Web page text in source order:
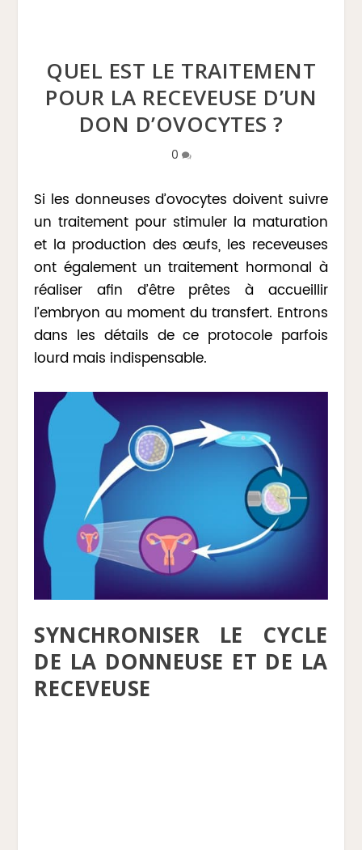
QUEL EST LE TRAITEMENT
POUR LA RECEVEUSE D’UN
DON D’OVOCYTES ?
0
Si les donneuses d’ovocytes doivent suivre
un traitement pour stimuler la maturation
et la production des œufs, les receveuses
ont également un traitement hormonal à
réaliser afin d’être prêtes à accueillir
l’embryon au moment du transfert. Entrons
dans les détails de ce protocole parfois
lourd mais indispensable.
SYNCHRONISER LE CYCLE
DE LA DONNEUSE ET DE LA
RECEVEUSE